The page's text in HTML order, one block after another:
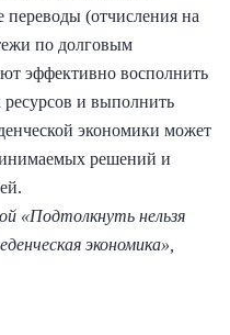
переводы (отчисления на
по долговым
эффективно восполнить
и выполнить
экономики может
решений и
«Подтолкнуть нельзя
экономика»,